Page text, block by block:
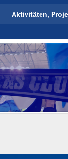
Aktivitäten,